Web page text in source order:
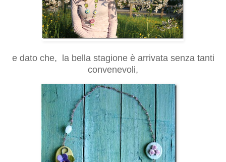
e dato che, la bella stagione è arrivata senza tanti
convenevoli,